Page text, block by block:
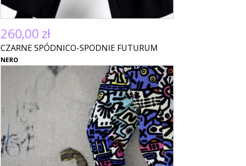
260,00 zł
CZARNE SPÓDNICO-SPODNIE FUTURUM
NERO